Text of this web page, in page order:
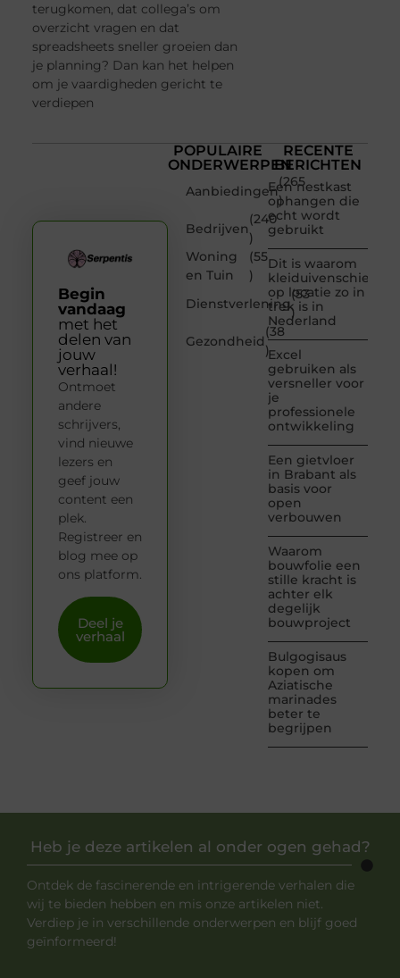
terugkomen, dat collega’s om
overzicht vragen en dat
spreadsheets sneller groeien dan
je planning? Dan kan het helpen
om je vaardigheden gericht te
verdiepen
POPULAIRE
ONDERWERPEN
Aanbiedingen
(265
)
Bedrijven
(240
)
Woning
en Tuin
(55
)
Dienstverlening
(53
)
Gezondheid
(38
)
RECENTE
BERICHTEN
Een nestkast
ophangen die
echt wordt
gebruikt
Dit is waarom
kleiduivenschieten
op locatie zo in
trek is in
Nederland
Excel
gebruiken als
versneller voor
je
professionele
ontwikkeling
Een gietvloer
in Brabant als
basis voor
open
verbouwen
Waarom
bouwfolie een
stille kracht is
achter elk
degelijk
bouwproject
Bulgogisaus
kopen om
Aziatische
marinades
beter te
begrijpen
Begin
vandaag
met het
delen van
jouw
verhaal!
Ontmoet
andere
schrijvers,
vind nieuwe
lezers en
geef jouw
content een
plek.
Registreer en
blog mee op
ons platform.
Deel je
verhaal
Heb je deze artikelen al onder ogen gehad?
Ontdek de fascinerende en intrigerende verhalen die
wij te bieden hebben en mis onze artikelen niet.
Verdiep je in verschillende onderwerpen en blijf goed
geïnformeerd!